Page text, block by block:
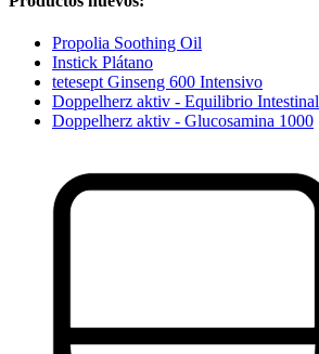
Propolia Soothing Oil
Instick Plátano
tetesept Ginseng 600 Intensivo
Doppelherz aktiv - Equilibrio Intestinal
Doppelherz aktiv - Glucosamina 1000